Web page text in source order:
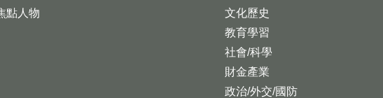
文化歷史
教育學習
社會/科學
財金產業
政治/外交/國防
點人物